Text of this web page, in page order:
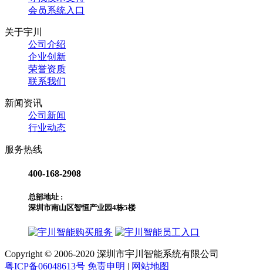
会员系统入口
关于宇川
公司介绍
企业创新
荣誉资质
联系我们
新闻资讯
公司新闻
行业动态
服务热线
400-168-2908
总部地址 :
深圳市南山区智恒产业园4栋5楼
购买服务 员工入口
Copyright © 2006-2020 深圳市宇川智能系统有限公司
粤ICP备06048613号 免责申明 | 网站地图